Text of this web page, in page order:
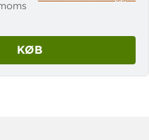
KØB